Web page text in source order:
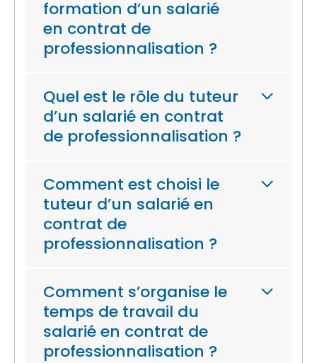
formation d’un salarié
en contrat de
professionnalisation ?
Quel est le rôle du tuteur
d’un salarié en contrat
de professionnalisation ?
Comment est choisi le
tuteur d’un salarié en
contrat de
professionnalisation ?
Comment s’organise le
temps de travail du
salarié en contrat de
professionnalisation ?